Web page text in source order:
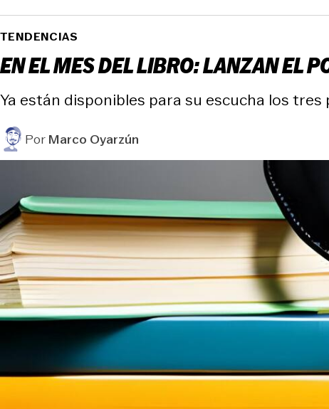
TENDENCIAS
EN EL MES DEL LIBRO: LANZAN EL
Ya están disponibles para su escucha los
PorMarco Oyarzún